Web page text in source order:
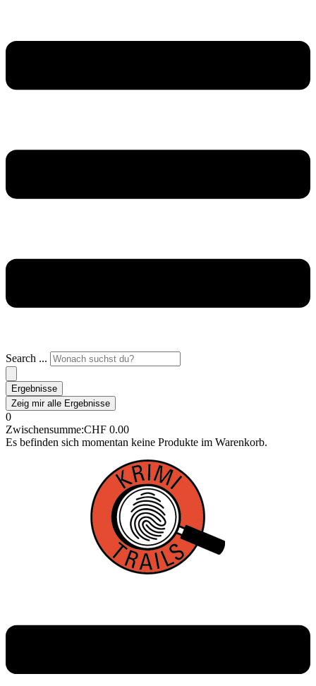
Search ...
Ergebnisse
Zeig mir alle Ergebnisse
0
Zwischensumme:CHF 0.00
Es befinden sich momentan keine Produkte im Warenkorb.